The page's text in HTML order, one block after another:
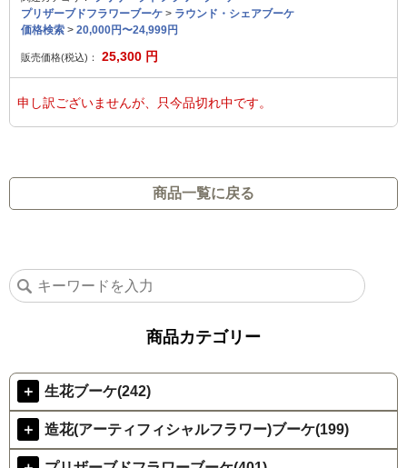
プリザーブドフラワーブーケ > ラウンド・シェアブーケ
価格検索 > 20,000円〜24,999円
販売価格(税込)： 25,300 円
申し訳ございませんが、只今品切れ中です。
商品一覧に戻る
商品カテゴリー
＋ 生花ブーケ(242)
＋ 造花(アーティフィシャルフラワー)ブーケ(199)